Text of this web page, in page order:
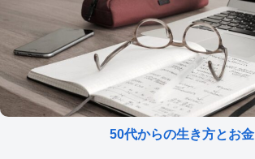
50代からの生き方とお金